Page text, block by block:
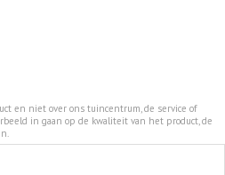
en niet over ons tuincentrum, de service of
in gaan op de kwaliteit van het product, de